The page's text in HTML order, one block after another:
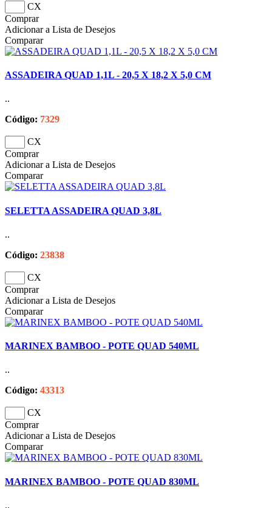
CX
Comprar
Adicionar a Lista de Desejos
Comparar
ASSADEIRA QUAD 1,1L - 20,5 X 18,2 X 5,0 CM
..
Código: 7329
CX
Comprar
Adicionar a Lista de Desejos
Comparar
SELETTA ASSADEIRA QUAD 3,8L
..
Código: 23838
CX
Comprar
Adicionar a Lista de Desejos
Comparar
MARINEX BAMBOO - POTE QUAD 540ML
..
Código: 43313
CX
Comprar
Adicionar a Lista de Desejos
Comparar
MARINEX BAMBOO - POTE QUAD 830ML
..